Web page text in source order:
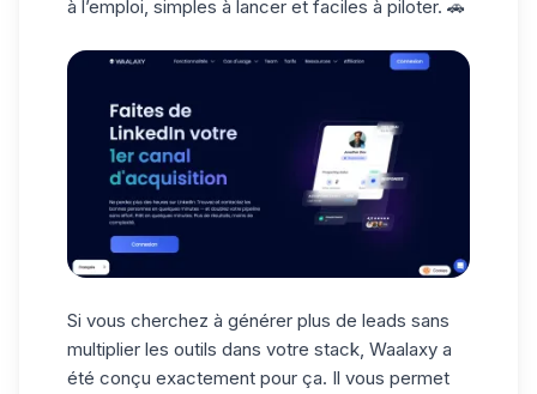
à l’emploi, simples à lancer et faciles à piloter. 🚗
Si vous cherchez à générer plus de leads sans
multiplier les outils dans votre stack, Waalaxy a
été conçu exactement pour ça. Il vous permet